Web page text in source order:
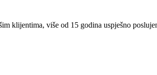
klijentima, više od 15 godina uspješno